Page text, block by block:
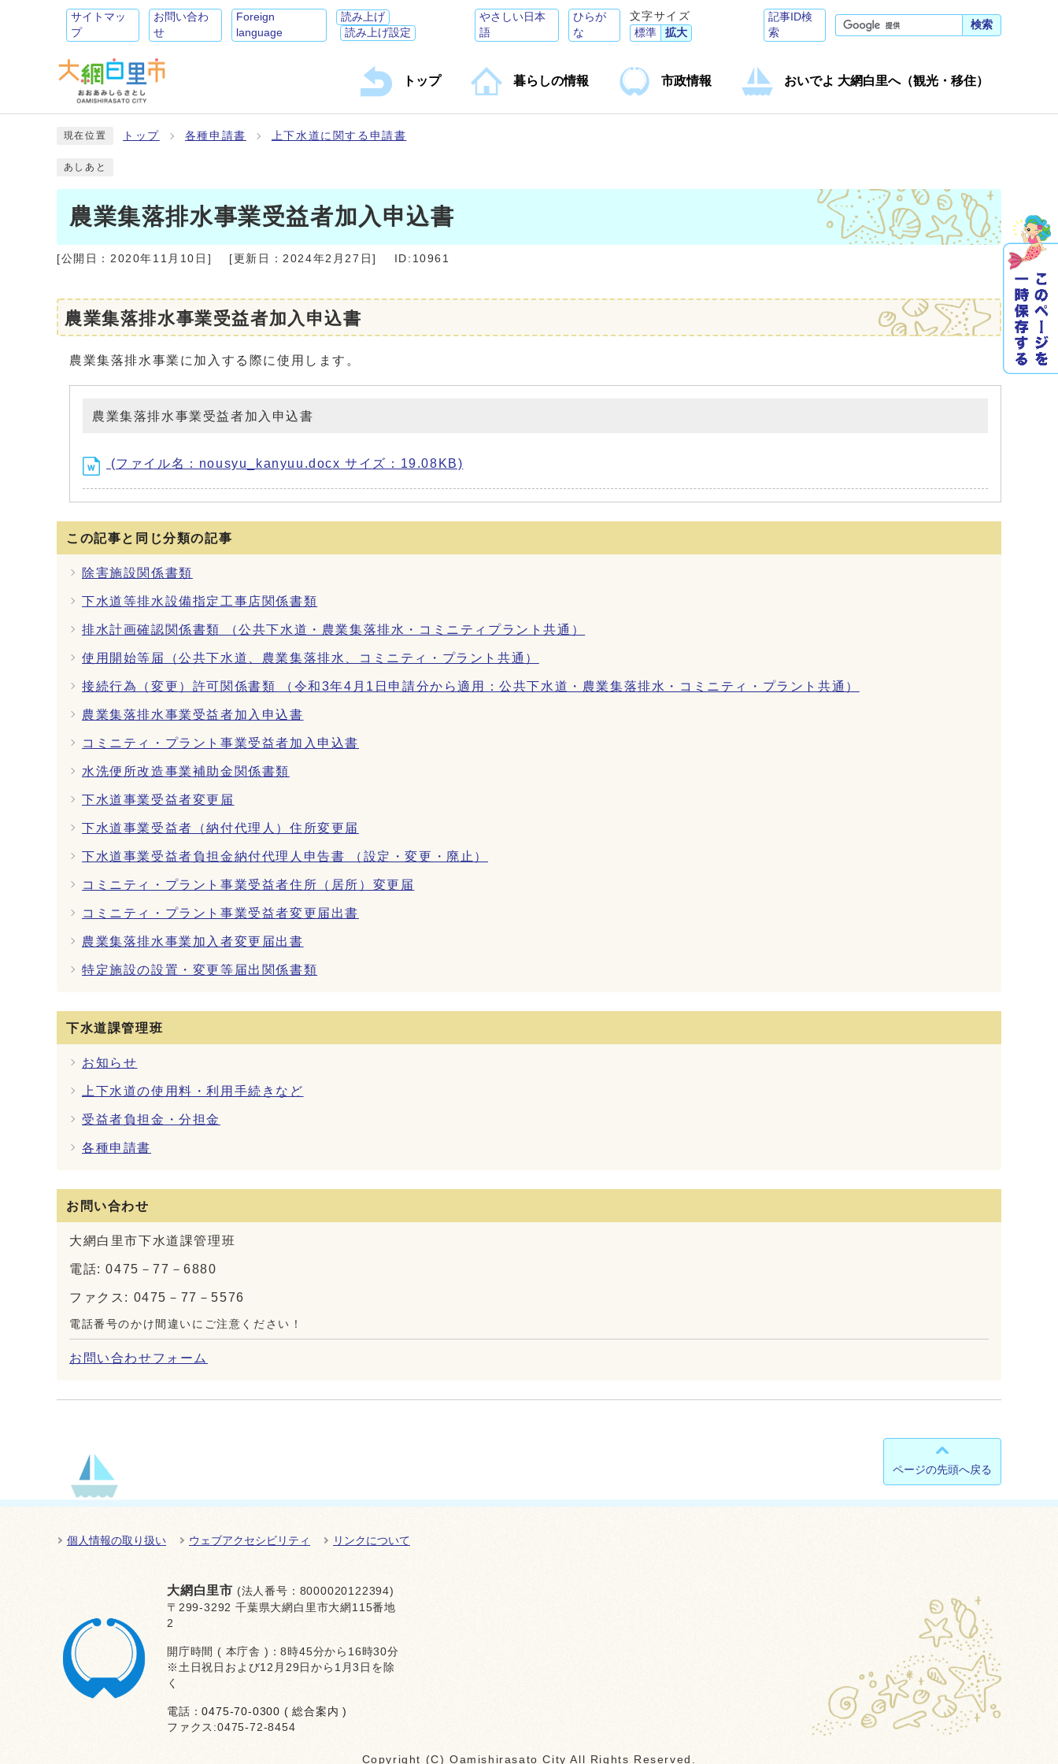
サイトマッ
プ
お問い合わ
せ
Foreign
language
読み上げ
読み上げ設定
やさしい日本
語
ひらが
な
文字サイズ
標準
拡大
記事ID検
索
検索
トップ 暮らしの情報 市政情報 おいでよ 大網白里へ（観光・移住）
現在位置 トップ 各種申請書 上下水道に関する申請書
あしあと
農業集落排水事業受益者加入申込書
[公開日： 2020年11月10日 ] [更新日：2024年2月27日] ID:10961
農業集落排水事業受益者加入申込書
農業集落排水事業に加入する際に使用します。
農業集落排水事業受益者加入申込書
(ファイル名：nousyu_kanyuu.docx サイズ：19.08KB)
この記事と同じ分類の記事
除害施設関係書類
下水道等排水設備指定工事店関係書類
排水計画確認関係書類 （公共下水道・農業集落排水・コミニティプラント共通）
使用開始等届（公共下水道、農業集落排水、コミニティ・プラント共通）
接続行為（変更）許可関係書類 （令和3年4月1日申請分から適用：公共下水道・農業集落排水・コミニティ・プラント共通）
農業集落排水事業受益者加入申込書
コミニティ・プラント事業受益者加入申込書
水洗便所改造事業補助金関係書類
下水道事業受益者変更届
下水道事業受益者（納付代理人）住所変更届
下水道事業受益者負担金納付代理人申告書 （設定・変更・廃止）
コミニティ・プラント事業受益者住所（居所）変更届
コミニティ・プラント事業受益者変更届出書
農業集落排水事業加入者変更届出書
特定施設の設置・変更等届出関係書類
下水道課管理班
お知らせ
上下水道の使用料・利用手続きなど
受益者負担金・分担金
各種申請書
お問い合わせ
大網白里市下水道課管理班
電話: 0475－77－6880
ファクス: 0475－77－5576
電話番号のかけ間違いにご注意ください！
お問い合わせフォーム
ページの先頭へ戻る
個人情報の取り扱い ウェブアクセシビリティ リンクについて
大網白里市 (法人番号：8000020122394)
〒299-3292 千葉県大網白里市大網115番地
2
開庁時間 ( 本庁舎 )：8時45分から16時30分
※土日祝日および12月29日から1月3日を除
く
電話：0475-70-0300 ( 総合案内 )
ファクス:0475-72-8454
Copyright (C) Oamishirasato City All Rights Reserved.